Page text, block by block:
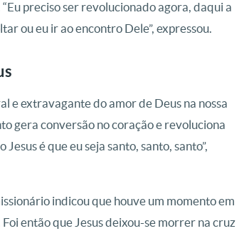
preciso ser revolucionado agora, daqui a
ou eu ir ao encontro Dele”, expressou.
e extravagante do amor de Deus na nossa
gera conversão no coração e revoluciona
é que eu seja santo, santo, santo”,
indicou que houve um momento em
então que Jesus deixou-se morrer na cruz